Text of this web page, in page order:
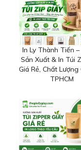
In Ly Thành Tiến
Sản Xuất & In Túi
Giá Rẻ, Chất Lượng
TPHCM